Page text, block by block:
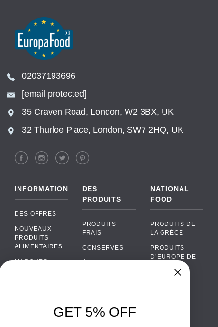
02037193696
[email protected]
35 Craven Road, London, W2 3BX, UK
32 Thurloe Place, London, SW7 2HQ, UK
INFORMATION
DES OFFRES
NOUVEAUX
PRODUITS
ALIMENTAIRES
MARQUES
DES
PRODUITS
PRODUITS
FRAIS
CONSERVES
ALCOOL
NATIONAL
FOOD
PRODUITS DE
LA GRÈCE
PRODUITS
D’EUROPE DE
PORTUGAISE
WhatsApp
GET 5% OFF